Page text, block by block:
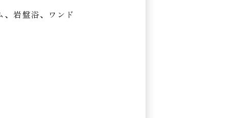
岩盤浴、ワンド